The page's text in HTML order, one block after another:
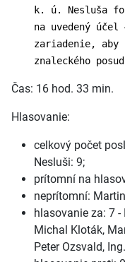
k. ú. Nesluša
na uvedený účel
zariadenie, aby
znaleckého
Čas: 16 hod. 33 min.
Hlasovanie:
celkový počet
Nesluši: 9;
prítomní na
neprítomní:
hlasovanie za: 7 -
Michal Kloták,
Peter Ozsvald,